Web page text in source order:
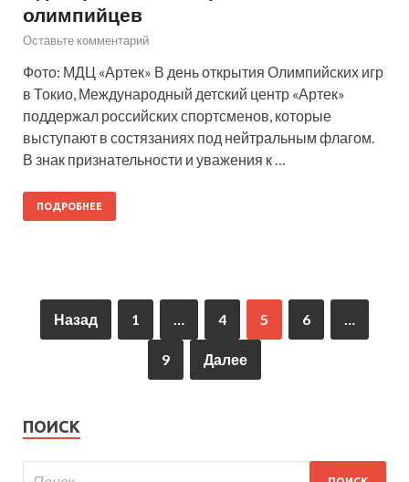
олимпийцев
Оставьте комментарий
Фото: МДЦ «Артек» В день открытия Олимпийских игр
в Токио, Международный детский центр «Артек»
поддержал российских спортсменов, которые
выступают в состязаниях под нейтральным флагом.
В знак признательности и уважения к …
ПОДРОБНЕЕ
Назад 1 … 4 5 6 …
9 Далее
ПОИСК